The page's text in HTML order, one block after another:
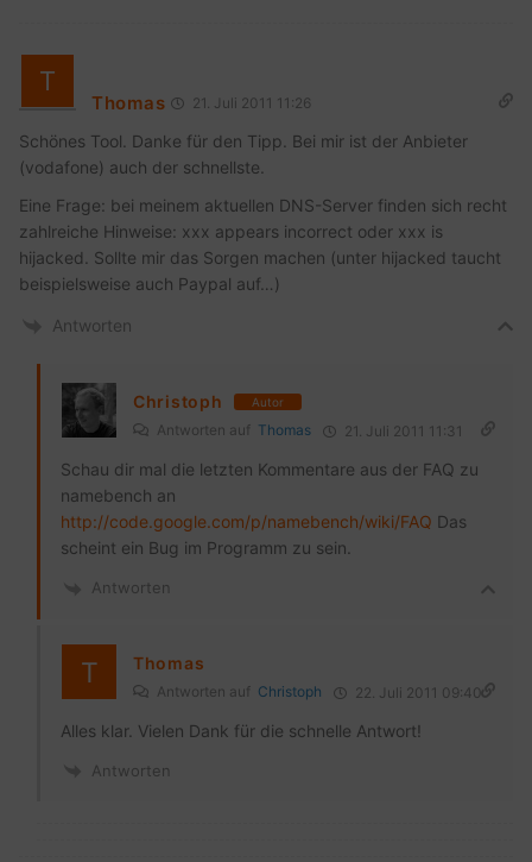
Thomas 21. Juli 2011 11:26
Schönes Tool. Danke für den Tipp. Bei mir ist der Anbieter
(vodafone) auch der schnellste.
Eine Frage: bei meinem aktuellen DNS-Server finden sich recht
zahlreiche Hinweise: xxx appears incorrect oder xxx is
hijacked. Sollte mir das Sorgen machen (unter hijacked taucht
beispielsweise auch Paypal auf…)
Antworten
Christoph Autor
Antworten auf Thomas 21. Juli 2011 11:31
Schau dir mal die letzten Kommentare aus der FAQ zu
namebench an
http://code.google.com/p/namebench/wiki/FAQ Das
scheint ein Bug im Programm zu sein.
Antworten
Thomas
Antworten auf Christoph 22. Juli 2011 09:40
Alles klar. Vielen Dank für die schnelle Antwort!
Antworten